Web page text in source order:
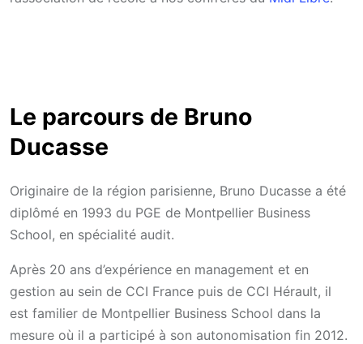
Le parcours de Bruno
Ducasse
Originaire de la région parisienne, Bruno Ducasse a été
diplômé en 1993 du PGE de Montpellier Business
School, en spécialité audit.
Après 20 ans d’expérience en management et en
gestion au sein de CCI France puis de CCI Hérault, il
est familier de Montpellier Business School dans la
mesure où il a participé à son autonomisation fin 2012.